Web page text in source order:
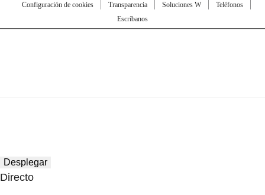
Configuración de cookies
Transparencia Soluciones W
Teléfonos
Escríbanos
Desplegar
Directo